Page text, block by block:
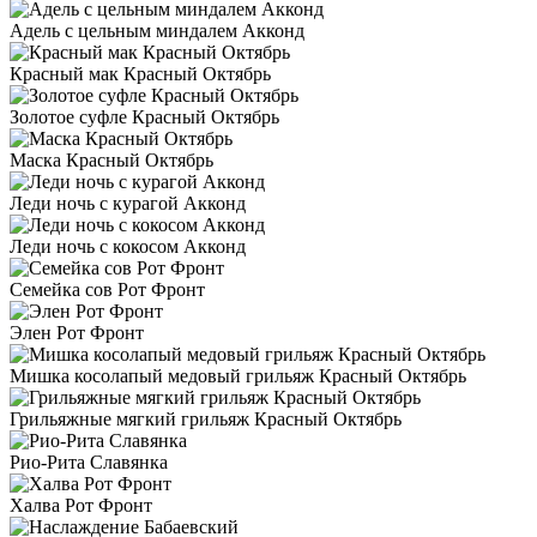
Адель с цельным миндалем Акконд
Красный мак Красный Октябрь
Золотое суфле Красный Октябрь
Маска Красный Октябрь
Леди ночь с курагой Акконд
Леди ночь с кокосом Акконд
Семейка сов Рот Фронт
Элен Рот Фронт
Мишка косолапый медовый грильяж Красный Октябрь
Грильяжные мягкий грильяж Красный Октябрь
Рио-Рита Славянка
Халва Рот Фронт